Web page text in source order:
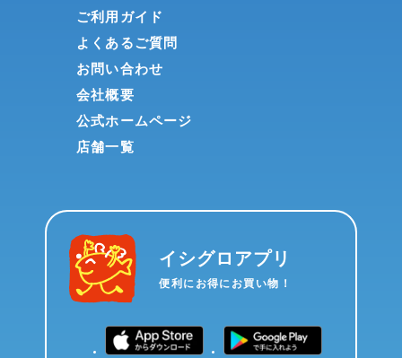
ご利用ガイド
よくあるご質問
お問い合わせ
会社概要
公式ホームページ
店舗一覧
イシグロアプリ
便利にお得にお買い物！